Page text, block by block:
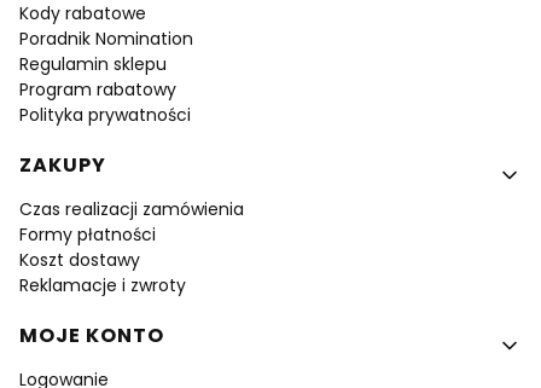
Kody rabatowe
Poradnik Nomination
Regulamin sklepu
Program rabatowy
Polityka prywatności
ZAKUPY
Czas realizacji zamówienia
Formy płatności
Koszt dostawy
Reklamacje i zwroty
MOJE KONTO
Logowanie